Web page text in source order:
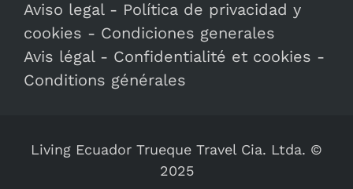
Aviso legal- Política de privacidad y
cookies - Condiciones generales
Avis légal- Confidentialité et cookies -
Conditions générales
Living Ecuador Trueque Travel Cia. Ltda. ©
2025